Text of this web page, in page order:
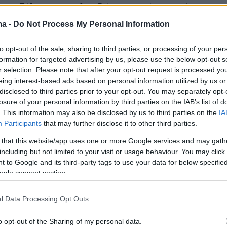
- Do Not Process My Personal Information
opt-out of the sale, sharing to third parties, or processing of your
for targeted advertising by us, please use the below opt-out
selection. Please note that after your opt-out request is processed
interest-based ads based on personal information utilized by us
to third parties prior to your opt-out. You may separately
of your personal information by third parties on the IAB’s list of
This information may also be disclosed by us to third parties on the
Participants that may further disclose it to other third parties.
that this website/app uses one or more Google services and may
but not limited to your visit or usage behaviour. You may
to Google and its third-party tags to use your data for below
consent section.
Data Processing Opt Outs
opt-out of the Sharing of my personal data.
1,5 χλμ. βόρεια από τα Σπάτα και
της Αθήνας.
παραλειφθεί ότι η Ελλάδα είναι η πρώτη
και στην ευρύτερη περιοχή της
Ευρώπης που αποκτά Data Center Region
ένα σύμπλεγμα τριών εγκαταστάσεων Data
παράλληλα η χώρα μας είναι παρούσα στην 4η
Η επένδυση αυτή συμβάλλει,
ενίσχυση του γεωστρατηγικού ρόλου της
περιοχή, κάτι που είναι αναγκαίο
στη σημερινή υλοποίηση αυτής της
είχαν προηγηθεί συναντήσεις του